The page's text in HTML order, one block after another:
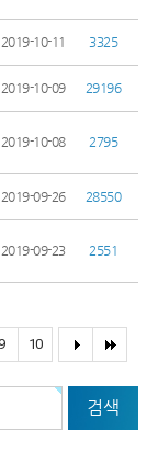
2019-10-11 3325
2019-10-09 29196
2019-10-08 2795
2019-09-26 28550
2019-09-23 2551
9 10
검색